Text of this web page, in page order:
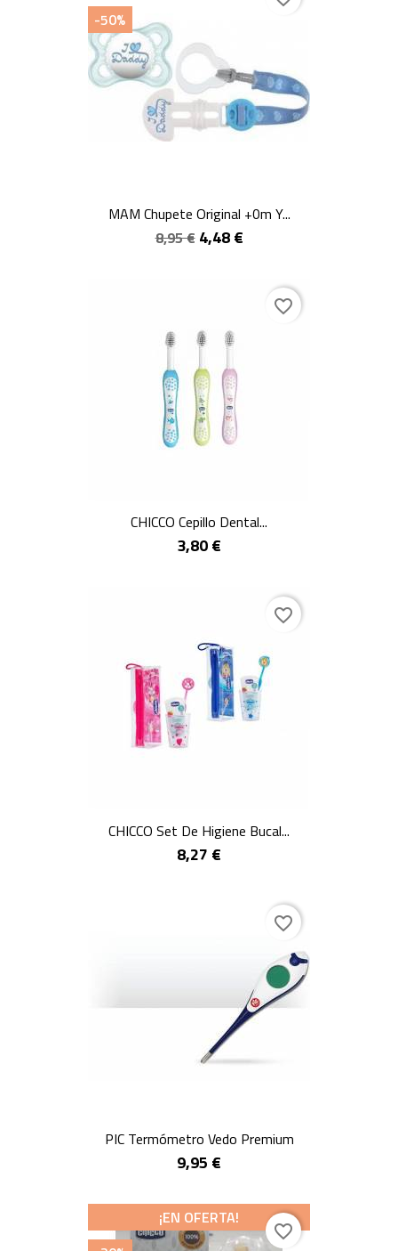
MAM Chupete Original +0m Y...
8,95 € 4,48 €
-50%
CHICCO Cepillo Dental...
3,80 €
favorite_border
CHICCO Set De Higiene Bucal...
8,27 €
favorite_border
PIC Termómetro Vedo Premium
9,95 €
favorite_border
¡EN OFERTA!
favorite_border